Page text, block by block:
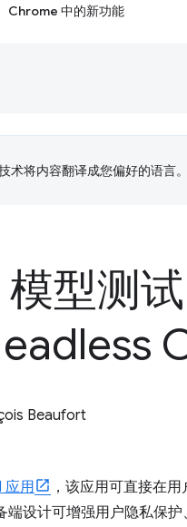
Chrome 中的新功能
术将内容翻译成您偏好的语言
型测
Beaufort
应用
，该应用可直接在
设计可增强用户隐私保护